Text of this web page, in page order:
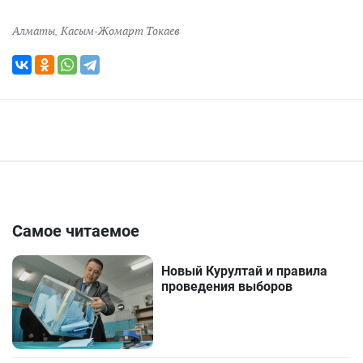
Алматы Касым-Жомарт Токаев
Самое читаемое
Новый Курултай и правила
проведения выборов